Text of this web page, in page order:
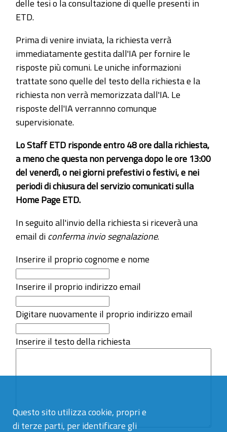
Questo sito utilizza cookie, propri e
di terze parti, per identificare gli
delle tesi o la consultazione di quelle presenti in
ETD.
Prima di venire inviata, la richiesta verrà
immediatamente gestita dall'IA per fornire le
risposte più comuni. Le uniche informazioni
trattate sono quelle del testo della richiesta e la
richiesta non verrà memorizzata dall'IA. Le
risposte dell'IA verrannno comunque
supervisionate.
Lo Staff ETD risponde entro 48 ore dalla richiesta,
a meno che questa non pervenga dopo le ore 13:00
del venerdì, o nei giorni prefestivi o festivi, e nei
periodi di chiusura del servizio comunicati sulla
Home Page ETD.
In seguito all'invio della richiesta si riceverà una
email diconferma invio segnalazione.
Inserire il proprio cognome e nome
Inserire il proprio indirizzo email
Digitare nuovamente il proprio indirizzo email
Inserire il testo della richiesta